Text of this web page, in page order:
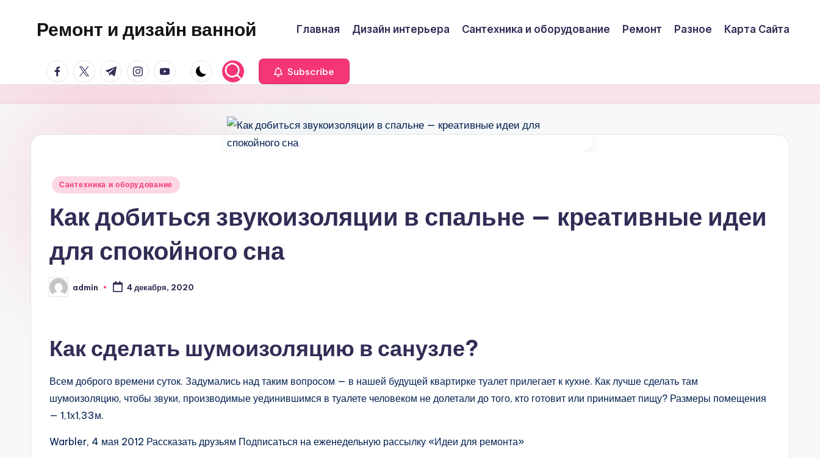
содержимому
Ремонт и дизайн ванной
практичные
интерьерные
Главная Дизайн интерьера Сантехника и оборудование Ремонт Разное Карта Сайта
facebook.com
twitter.com
t.me instagram.com
youtube.com Subscribe
Опубликовано
Сантехника и оборудование
Как добиться звукоизоляции в спальне — креативные идеи
для спокойного сна
Запись
от
admin 4 декабря, 2020
Как сделать шумоизоляцию в санузле?
Всем доброго времени суток. Задумались над таким вопросом — в нашей будущей квартирке туалет прилегает к кухне. Как лучше сделать там
шумоизоляцию, чтобы звуки, производимые уединившимся в туалете человеком не долетали до того, кто готовит или принимает пищу? Размеры помещения
— 1,1х1,33м.
Warbler, 4 мая 2012 Рассказать друзьям Подписаться на еженедельную рассылку «Идеи для ремонта»